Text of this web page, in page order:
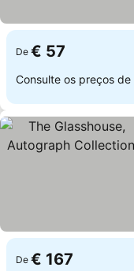
De € 57
Consulte os preços de
De € 167